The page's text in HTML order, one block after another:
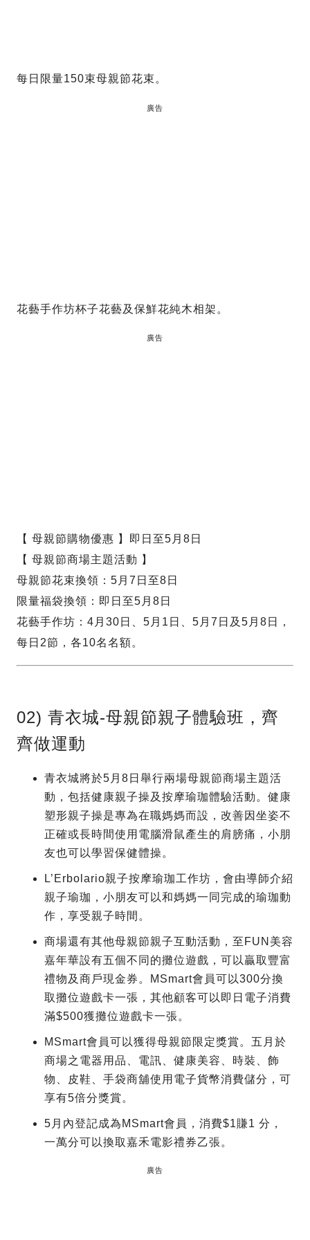
每日限量150束母親節花束。
廣告
花藝手作坊杯子花藝及保鮮花純木相架。
廣告
【 母親節購物優惠 】即日至5月8日
【 母親節商場主題活動 】
母親節花束換領：5月7日至8日
限量福袋換領：即日至5月8日
花藝手作坊：4月30日、5月1日、5月7日及5月8日，
每日2節，各10名名額。
02) 青衣城-母親節親子體驗班，齊
齊做運動
青衣城將於5月8日舉行兩場母親節商場主題活
動，包括健康親子操及按摩瑜珈體驗活動。健康
塑形親子操是專為在職媽媽而設，改善因坐姿不
正確或長時間使用電腦滑鼠產生的肩膀痛，小朋
友也可以學習保健體操。
L’Erbolario親子按摩瑜珈工作坊，會由導師介紹
親子瑜珈，小朋友可以和媽媽一同完成的瑜珈動
作，享受親子時間。
商場還有其他母親節親子互動活動，至FUN美容
嘉年華設有五個不同的攤位遊戲，可以贏取豐富
禮物及商戶現金券。MSmart會員可以300分換
取攤位遊戲卡一張，其他顧客可以即日電子消費
滿$500獲攤位遊戲卡一張。
MSmart會員可以獲得母親節限定獎賞。五月於
商場之電器用品、電訊、健康美容、時裝、飾
物、皮鞋、手袋商舖使用電子貨幣消費儲分，可
享有5倍分獎賞。
5月內登記成為MSmart會員，消費$1賺1 分，
一萬分可以換取嘉禾電影禮券乙張。
廣告